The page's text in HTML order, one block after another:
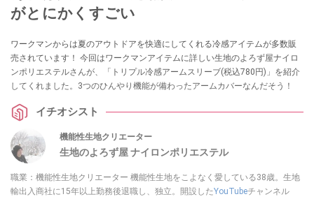
がとにかくすごい
ワークマンからは夏のアウトドアを快適にしてくれる冷感アイテムが多数販
売されています！ 今回はワークマンアイテムに詳しい生地のよろず屋ナイロ
ンポリエステルさんが、「トリプル冷感アームスリーブ(税込780円)」を紹介
してくれました。3つのひんやり機能が備わったアームカバーなんだそう！
イチオシスト
機能性生地クリエーター
生地のよろず屋 ナイロンポリエステル
職業：機能性生地クリエーター 機能性生地をこよなく愛している38歳。生地
輸出入商社に15年以上勤務後退職し、独立。開設したYouTubeチャンネル